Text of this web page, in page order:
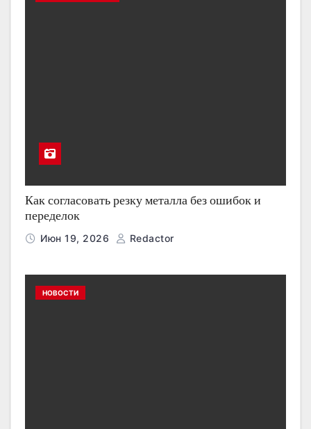
Как согласовать резку металла без ошибок и
переделок
Июн 19, 2026 Redactor
НОВОСТИ